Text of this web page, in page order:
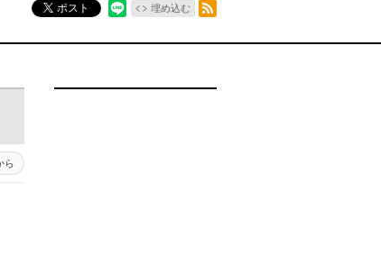
ポスト 埋め込む
ら